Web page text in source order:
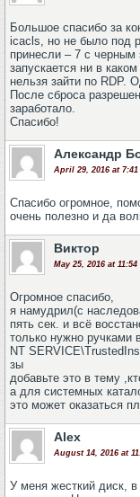
Большое спасибо за
icacls, но не было под
принесли – 7 с
запускается ни в
нельзя зайти по RDP.
После сброса
заработало.
Спасибо!
Александр
April 29, 2016 at 7:41
Спасибо огромное,
очень полезно и да
Виктор
May 25, 2016 at 11:54
Огромное спасибо,
я намудрил(c
пять сек. и всё
только нужно ручками
NT
зы
добавьте это в тему
а для системных
это может оказаться
Alex
August 14, 2016 at
У меня жесткий диск,